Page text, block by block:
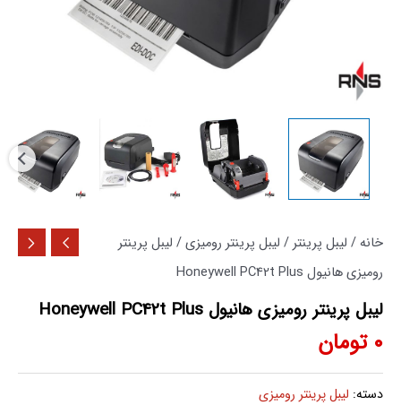
خانه / لیبل پرینتر/ لیبل پرینتر رومیزی/ لیبل پرینتر
رومیزی هانیول Honeywell PC42t Plus
لیبل پرینتر رومیزی هانیول Honeywell PC42t Plus
0 تومان
دسته: لیبل پرینتر رومیزی